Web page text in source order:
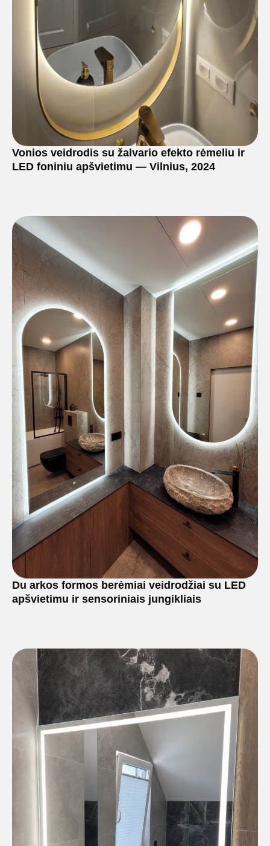
Vonios veidrodis su žalvario efekto rėmeliu ir
LED foniniu apšvietimu — Vilnius, 2024
Du arkos formos berėmiai veidrodžiai su LED
apšvietimu ir sensoriniais jungikliais